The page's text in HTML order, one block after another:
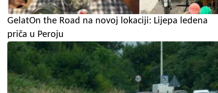
GelatOn the Road na novoj lokaciji: Lijepa ledena
priča u Peroju